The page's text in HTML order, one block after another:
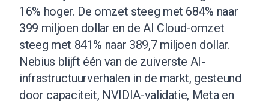
16% hoger. De omzet steeg met 684% naar
399 miljoen dollar en de AI Cloud-omzet
steeg met 841% naar 389,7 miljoen dollar.
Nebius blijft één van de zuiverste AI-
infrastructuurverhalen in de markt, gesteund
door capaciteit, NVIDIA-validatie, Meta en